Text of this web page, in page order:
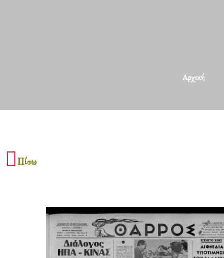
Αρχική
Πίσω